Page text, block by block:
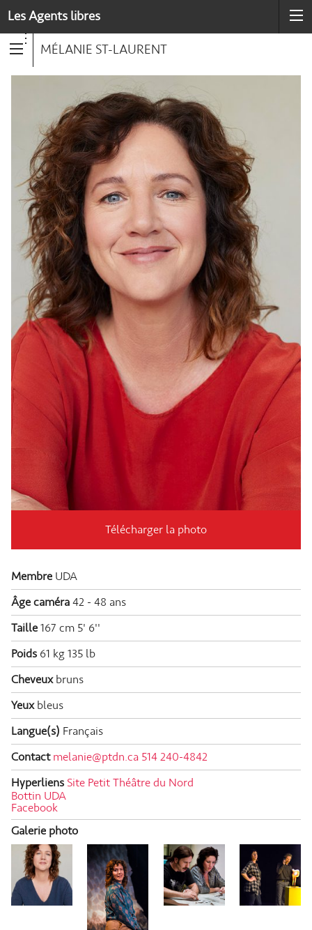
Les Agents libres
MÉLANIE ST-LAURENT
Télécharger la photo
Membre UDA
Âge caméra42 - 48 ans
Taille167 cm 5' 6''
Poids 61 kg135 lb
Cheveux bruns
Yeux bleus
Langue(s) Français
Contact melanie@ptdn.ca 514 240-4842
Hyperliens Site Petit Théâtre du Nord
Bottin UDA
Facebook
Galerie photo